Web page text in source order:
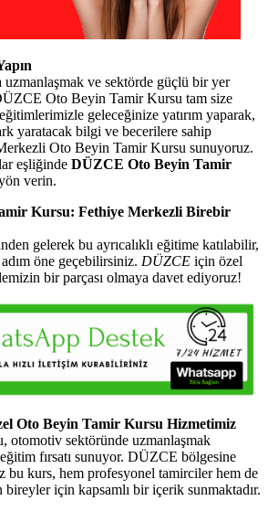
uzmanlaşmak ve sektörde güçlü bir yer
Oto Beyin Tamir Kursu tam size
geleceğinize yatırım yaparak,
yaratacak bilgi ve becerilere sahip
Oto Beyin Tamir Kursu sunuyoruz.
eşliğinde DÜZCE Oto Beyin Tamir
verin.
Kursu: Fethiye Merkezli Birebir
gelerek bu ayrıcalıklı eğitime katılabilir,
öne geçebilirsiniz. DÜZCE için özel
bir parçası olmaya davet ediyoruz!
Oto Beyin Tamir Kursu Hizmetimiz
otomotiv sektöründe uzmanlaşmak
fırsatı sunuyor. DÜZCE bölgesine
bu kurs, hem profesyonel tamirciler hem de
bireyler için kapsamlı bir içerik sunmaktadır.